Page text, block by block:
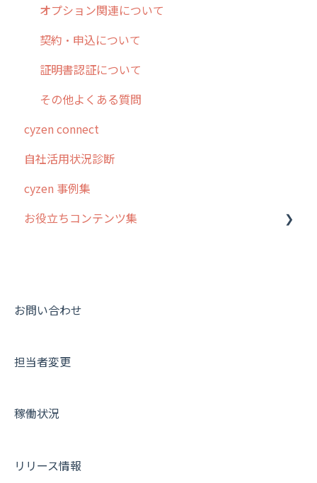
オプション関連について
契約・申込について
証明書認証について
その他よくある質問
cyzen connect
自社活用状況診断
cyzen 事例集
お役立ちコンテンツ集
動画集：共通
お問い合わせ
担当者変更
稼働状況
リリース情報